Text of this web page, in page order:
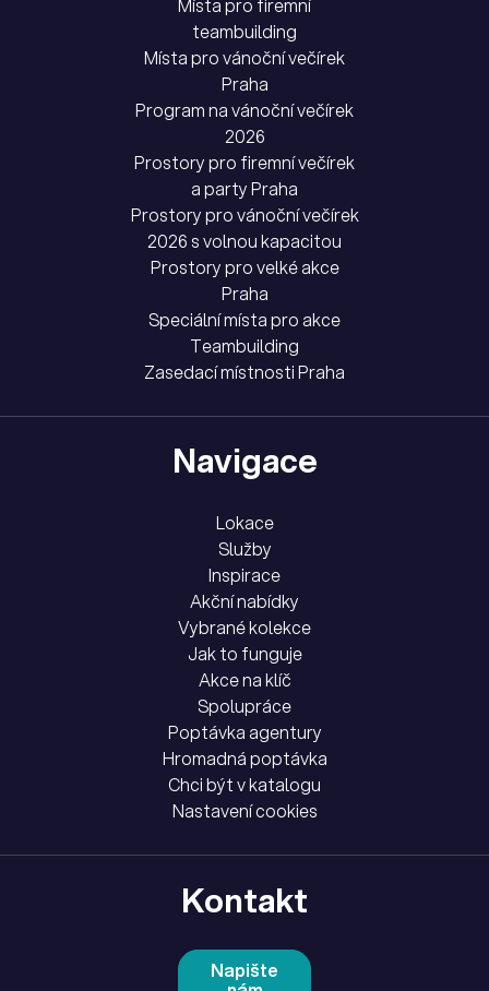
Místa pro firemní
teambuilding
Místa pro vánoční večírek
Praha
Program na vánoční večírek
2026
Prostory pro firemní večírek
a party Praha
Prostory pro vánoční večírek
2026 s volnou kapacitou
Prostory pro velké akce
Praha
Speciální místa pro akce
Teambuilding
Zasedací místnosti Praha
Navigace
Lokace
Služby
Inspirace
Akční nabídky
Vybrané kolekce
Jak to funguje
Akce na klíč
Spolupráce
Poptávka agentury
Hromadná poptávka
Chci být v katalogu
Nastavení cookies
Kontakt
Napište